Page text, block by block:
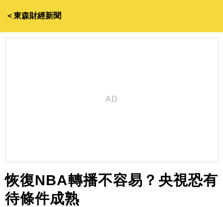
＜東森財經新聞
恢復NBA轉播不容易？央視恐有
待條件成熟